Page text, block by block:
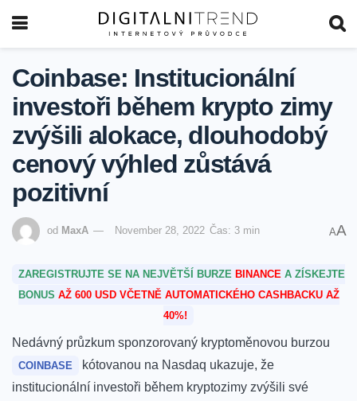
Coinbase: Institucionální
investoři během krypto zimy
zvýšili alokace, dlouhodobý
cenový výhled zůstává
pozitivní
od MaxA November 28, 2022 Čas: 3 min AA
ZAREGISTRUJTE SE NA NEJVĚTŠÍ BURZE BINANCE A ZÍSKEJTE
BONUS AŽ 600 USD VČETNĚ AUTOMATICKÉHO CASHBACKU AŽ
40%!
Nedávný průzkum sponzorovaný kryptoměnovou burzou
COINBASE
kótovanou na Nasdaq ukazuje, že
institucionální investoři během kryptozimy zvýšili své